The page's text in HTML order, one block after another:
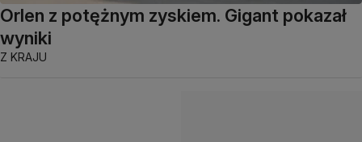
Orlen z potężnym zyskiem. Gigant pokazał
wyniki
Z KRAJU